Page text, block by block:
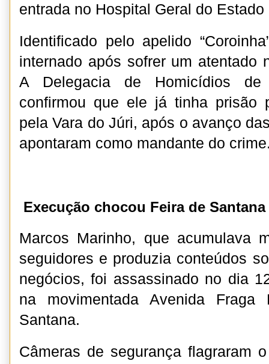
entrada no Hospital Geral do
Identificado pelo apelido
internado após sofrer um atentado
A Delegacia de Homicídios
confirmou que ele já tinha prisão
pela Vara do Júri, após o avanço
apontaram como mandante do
Execução chocou Feira de Santana
Marcos Marinho, que acumulava
seguidores e produzia conteúdos
negócios, foi assassinado no dia
na movimentada Avenida
Santana.
Câmeras de segurança flagraram